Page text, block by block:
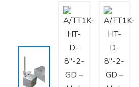
Tư vấn – Thiết kế – Cung cấp
Tư vấn thiết kế, thi công tủ điều
Thi công – Lắp đặt hệ thống